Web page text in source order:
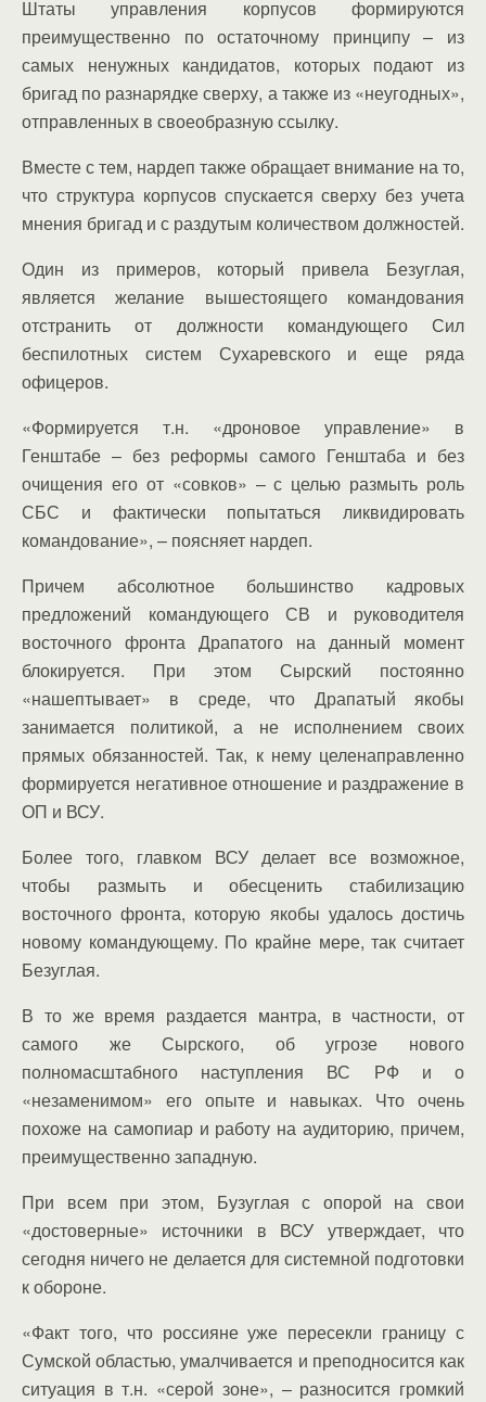
Штаты управления корпусов формируются
преимущественно по остаточному принципу – из
самых ненужных кандидатов, которых подают из
бригад по разнарядке сверху, а также из «неугодных»,
отправленных в своеобразную ссылку.
Вместе с тем, нардеп также обращает внимание на то,
что структура корпусов спускается сверху без учета
мнения бригад и с раздутым количеством должностей.
Один из примеров, который привела Безуглая,
является желание вышестоящего командования
отстранить от должности командующего Сил
беспилотных систем Сухаревского и еще ряда
офицеров.
«Формируется т.н. «дроновое управление» в
Генштабе – без реформы самого Генштаба и без
очищения его от «совков» – с целью размыть роль
СБС и фактически попытаться ликвидировать
командование», – поясняет нардеп.
Причем абсолютное большинство кадровых
предложений командующего СВ и руководителя
восточного фронта Драпатого на данный момент
блокируется. При этом Сырский постоянно
«нашептывает» в среде, что Драпатый якобы
занимается политикой, а не исполнением своих
прямых обязанностей. Так, к нему целенаправленно
формируется негативное отношение и раздражение в
ОП и ВСУ.
Более того, главком ВСУ делает все возможное,
чтобы размыть и обесценить стабилизацию
восточного фронта, которую якобы удалось достичь
новому командующему. По крайне мере, так считает
Безуглая.
В то же время раздается мантра, в частности, от
самого же Сырского, об угрозе нового
полномасштабного наступления ВС РФ и о
«незаменимом» его опыте и навыках. Что очень
похоже на самопиар и работу на аудиторию, причем,
преимущественно западную.
При всем при этом, Бузуглая с опорой на свои
«достоверные» источники в ВСУ утверждает, что
сегодня ничего не делается для системной подготовки
к обороне.
«Факт того, что россияне уже пересекли границу с
Сумской областью, умалчивается и преподносится как
ситуация в т.н. «серой зоне», – разносится громкий